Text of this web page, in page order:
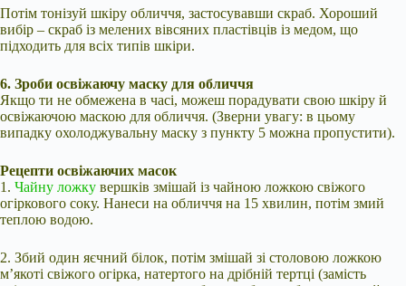
Потім тонізуй шкіру обличчя, застосувавши скраб. Хороший
вибір – скраб із мелених вівсяних пластівців із медом, що
підходить для всіх типів шкіри.
6. Зроби освіжаючу маску для обличчя
Якщо ти не обмежена в часі, можеш порадувати свою шкіру й
освіжаючою маскою для обличчя. (Зверни увагу: в цьому
випадку охолоджувальну маску з пункту 5 можна пропустити).
Рецепти освіжаючих масок
1. Чайну ложку вершків змішай із чайною ложкою свіжого
огіркового соку. Нанеси на обличчя на 15 хвилин, потім змий
теплою водою.
2. Збий один яєчний білок, потім змішай зі столовою ложкою
м’якоті свіжого огірка, натертого на дрібній тертці (замість